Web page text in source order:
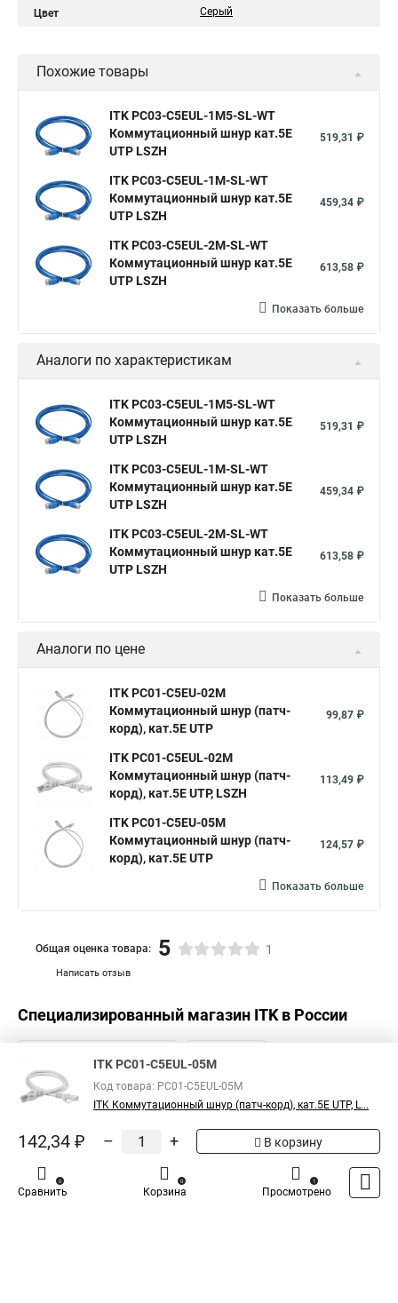
Цвет Серый
Похожие товары
ITK PC03-C5EUL-1M5-SL-WT
Коммутационный шнур кат.5E
UTP LSZH
519,31 ₽
ITK PC03-C5EUL-1M-SL-WT
Коммутационный шнур кат.5E
UTP LSZH
459,34 ₽
ITK PC03-C5EUL-2M-SL-WT
Коммутационный шнур кат.5E
UTP LSZH
613,58 ₽
Показать больше
Аналоги по характеристикам
ITK PC03-C5EUL-1M5-SL-WT
Коммутационный шнур кат.5E
UTP LSZH
519,31 ₽
ITK PC03-C5EUL-1M-SL-WT
Коммутационный шнур кат.5E
UTP LSZH
459,34 ₽
ITK PC03-C5EUL-2M-SL-WT
Коммутационный шнур кат.5E
UTP LSZH
613,58 ₽
Показать больше
Аналоги по цене
ITK PC01-C5EU-02M
Коммутационный шнур (патч-
корд), кат.5Е UTP
99,87 ₽
ITK PC01-C5EUL-02M
Коммутационный шнур (патч-
корд), кат.5Е UTP, LSZH
113,49 ₽
ITK PC01-C5EU-05M
Коммутационный шнур (патч-
корд), кат.5Е UTP
124,57 ₽
Показать больше
Написать отзыв
Общая оценка товара: 5 1
Специализированный магазин ITKв России
ITK PC01-C5EUL-05M
Код товара: PC01-C5EUL-05M
ITK Коммутационный шнур (патч-корд), кат.5Е UTP, L...
142,34 ₽ – + В корзину
Сравнить
0
Корзина
0
Просмотрено
1